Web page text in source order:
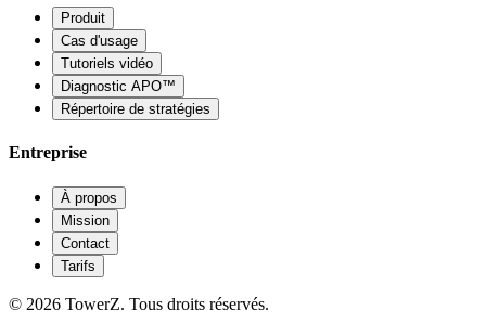
Produit
Cas d'usage
Tutoriels vidéo
Diagnostic APO™
Répertoire de stratégies
Entreprise
À propos
Mission
Contact
Tarifs
© 2026 TowerZ. Tous droits réservés.